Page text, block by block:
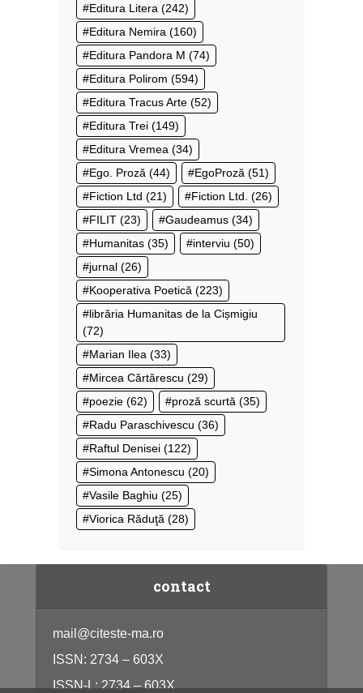
Editura Litera (242)
Editura Nemira (160)
Editura Pandora M (74)
Editura Polirom (594)
Editura Tracus Arte (52)
Editura Trei (149)
Editura Vremea (34)
Ego. Proză (44) EgoProză (51)
Fiction Ltd (21) Fiction Ltd. (26)
FILIT (23) Gaudeamus (34)
Humanitas (35) interviu (50)
jurnal (26)
Kooperativa Poetică (223)
librăria Humanitas de la Cișmigiu
(72)
Marian Ilea (33)
Mircea Cărtărescu (29)
poezie (62) proză scurtă (35)
Radu Paraschivescu (36)
Raftul Denisei (122)
Simona Antonescu (20)
Vasile Baghiu (25)
Viorica Răduţă (28)
contact
mail@citeste-ma.ro
ISSN: 2734 – 603X
ISSN-L: 2734 – 603X